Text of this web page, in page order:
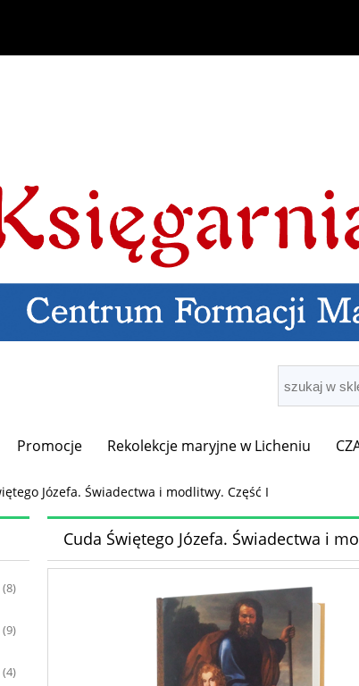
Promocje Rekolekcje maryjne w Licheniu
Józefa. Świadectwa i modlitwy. Część I
(8)
(9)
(4)
Cuda Świętego Józefa. Świadectwa i